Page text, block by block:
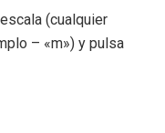
(cualquier
– «m») y pulsa